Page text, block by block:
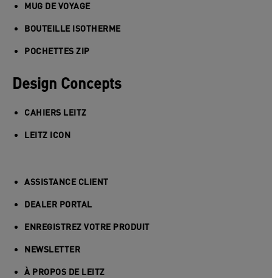
MUG DE VOYAGE
BOUTEILLE ISOTHERME
POCHETTES ZIP
Design Concepts
CAHIERS LEITZ
LEITZ ICON
ASSISTANCE CLIENT
DEALER PORTAL
ENREGISTREZ VOTRE PRODUIT
NEWSLETTER
À PROPOS DE LEITZ